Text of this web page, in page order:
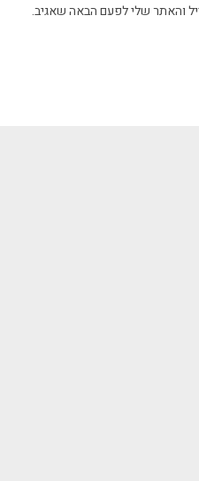
והאתר שלי לפעם הבאה שאגיב.